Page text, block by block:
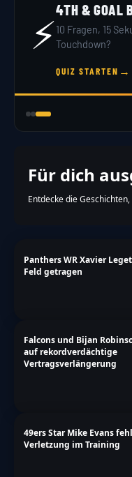
🏟️
DRAFT
32 Teams, 7
Scout-Rating!
JETZT
Für dich
Entdecke die
Panthers WR Xavier
Feld getragen
Falcons und Bijan
auf rekordverdächtige
Vertragsverlängerung
49ers Star Mike Evans
Verletzung im Training